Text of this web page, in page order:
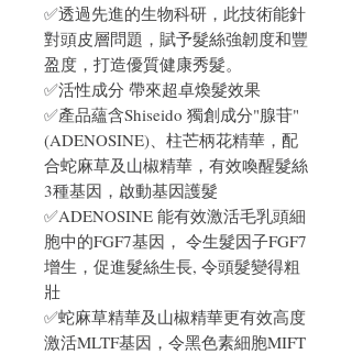
✅透過先進的生物科研，此技術能針
對頭皮層問題，賦予髮絲強韌度和豐
盈度，打造優質健康秀髮。
✅活性成分 帶來超卓煥髮效果
✅產品蘊含Shiseido 獨創成分"腺苷"
(ADENOSINE)、柱芒柄花精華，配
合蛇麻草及山椒精華，有效喚醒髮絲
3種基因，啟動基因護髮
✅ADENOSINE 能有效激活毛乳頭細
胞中的FGF7基因， 令生髮因子FGF7
增生，促進髮絲生長, 令頭髮變得粗
壯
✅蛇麻草精華及山椒精華更有效高度
激活MLTF基因，令黑色素細胞MIFT